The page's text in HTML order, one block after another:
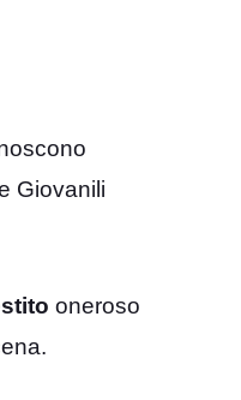
Giovanili
oneroso